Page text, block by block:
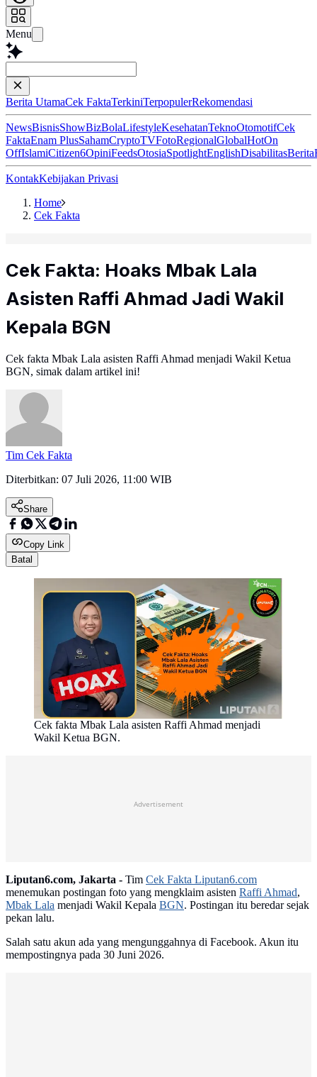
Menu
Baca lebih ce
Berita UtamaCek FaktaTerkiniTerpopulerRekomendasi
NewsBisnisShowBizBolaLifestyleKesehatanTeknoOtomotifCek
FaktaEnam PlusSahamCryptoTVFotoRegionalGlobalHotOn
OffIslamiCitizen6OpiniFeedsOtosiaSpotlightEnglishDisabilitasBerita
KontakKebijakan Privasi
Home
Cek Fakta
Cek Fakta: Hoaks Mbak Lala
Asisten Raffi Ahmad Jadi Wakil
Kepala BGN
Cek fakta Mbak Lala asisten Raffi Ahmad menjadi Wakil Ketua
BGN, simak dalam artikel ini!
Tim Cek Fakta
Diterbitkan: 07 Juli 2026, 11:00 WIB
Share
Copy Link
Batal
Cek fakta Mbak Lala asisten Raffi Ahmad menjadi
Wakil Ketua BGN.
Advertisement
Liputan6.com, Jakarta - Tim Cek Fakta Liputan6.com
menemukan postingan foto yang mengklaim asisten Raffi Ahmad,
Mbak Lala menjadi Wakil Kepala BGN. Postingan itu beredar sejak
pekan lalu.
Salah satu akun ada yang mengunggahnya di Facebook. Akun itu
mempostingnya pada 30 Juni 2026.